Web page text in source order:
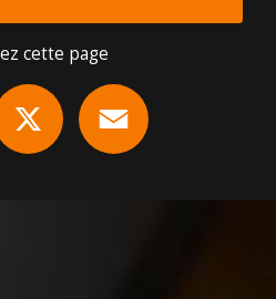
cette page